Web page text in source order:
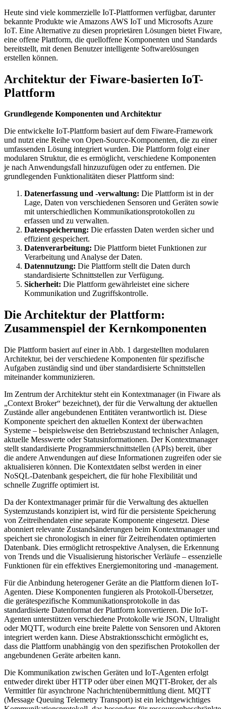
Heute sind viele kommerzielle IoT-Plattformen verfügbar, darunter
bekannte Produkte wie Amazons AWS IoT und Microsofts Azure
IoT. Eine Alternative zu diesen proprietären Lösungen bietet Fiware,
eine offene Plattform, die quelloffene Komponenten und Standards
bereitstellt, mit denen Benutzer intelligente Softwarelösungen
erstellen können.
Architektur der Fiware-basierten IoT-
Plattform
Grundlegende Komponenten und Architektur
Die entwickelte IoT-Plattform basiert auf dem Fiware-Framework
und nutzt eine Reihe von Open-Source-Komponenten, die zu einer
umfassenden Lösung integriert wurden. Die Plattform folgt einer
modularen Struktur, die es ermöglicht, verschiedene Komponenten
je nach Anwendungsfall hinzuzufügen oder zu entfernen. Die
grundlegenden Funktionalitäten dieser Plattform sind:
Datenerfassung und -verwaltung: Die Plattform ist in der
Lage, Daten von verschiedenen Sensoren und Geräten sowie
mit unterschiedlichen Kommunikationsprotokollen zu
erfassen und zu verwalten.
Datenspeicherung: Die erfassten Daten werden sicher und
effizient gespeichert.
Datenverarbeitung: Die Plattform bietet Funktionen zur
Verarbeitung und Analyse der Daten.
Datennutzung: Die Plattform stellt die Daten durch
standardisierte Schnittstellen zur Verfügung.
Sicherheit: Die Plattform gewährleistet eine sichere
Kommunikation und Zugriffskontrolle.
Die Architektur der Plattform:
Zusammenspiel der Kernkomponenten
Die Plattform basiert auf einer in Abb. 1 dargestellten modularen
Architektur, bei der verschiedene Komponenten für spezifische
Aufgaben zuständig sind und über standardisierte Schnittstellen
miteinander kommunizieren.
Im Zentrum der Architektur steht ein Kontextmanager (in Fiware als
„Context Broker“ bezeichnet), der für die Verwaltung der aktuellen
Zustände aller angebundenen Entitäten verantwortlich ist. Diese
Komponente speichert den aktuellen Kontext der überwachten
Systeme – beispielsweise den Betriebszustand technischer Anlagen,
aktuelle Messwerte oder Statusinformationen. Der Kontextmanager
stellt standardisierte Programmierschnittstellen (APIs) bereit, über
die andere Anwendungen auf diese Informationen zugreifen oder sie
aktualisieren können. Die Kontextdaten selbst werden in einer
NoSQL-Datenbank gespeichert, die für hohe Flexibilität und
schnelle Zugriffe optimiert ist.
Da der Kontextmanager primär für die Verwaltung des aktuellen
Systemzustands konzipiert ist, wird für die persistente Speicherung
von Zeitreihendaten eine separate Komponente eingesetzt. Diese
abonniert relevante Zustandsänderungen beim Kontextmanager und
speichert sie chronologisch in einer für Zeitreihendaten optimierten
Datenbank. Dies ermöglicht retrospektive Analysen, die Erkennung
von Trends und die Visualisierung historischer Verläufe – essenzielle
Funktionen für ein effektives Energiemonitoring und -management.
Für die Anbindung heterogener Geräte an die Plattform dienen IoT-
Agenten. Diese Komponenten fungieren als Protokoll-Übersetzer,
die gerätespezifische Kommunika­tionsprotokolle in das
standardisierte Da­­ten­format der Plattform konvertieren. Die IoT-
Agenten unterstützen verschiedene Protokolle wie JSON, Ultralight
oder MQTT, wodurch eine breite Palette von Sensoren und Aktoren
integriert werden kann. Diese Abstraktionsschicht ermöglicht es,
dass die Plattform unabhängig von den spezifischen Protokollen der
angebundenen Geräte arbeiten kann.
Die Kommunikation zwischen Geräten und IoT-Agenten erfolgt
entweder direkt über HTTP oder über einen MQTT-Broker, der als
Vermittler für asynchrone Nachrichtenübermittlung dient. MQTT
(Message Queuing Telemetry Transport) ist ein leichtgewichtiges